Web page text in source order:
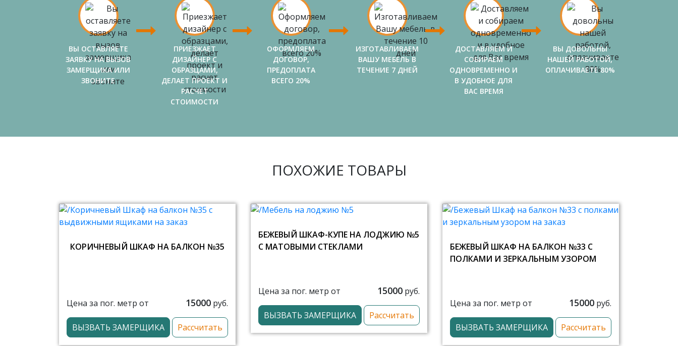
ВЫ ОСТАВЛЯЕТЕ
ЗАЯВКУ НА ВЫЗОВ
ЗАМЕРЩИКА ИЛИ
ЗВОНИТЕ
ПРИЕЗЖАЕТ
ДИЗАЙНЕР С
ОБРАЗЦАМИ,
ДЕЛАЕТ ПРОЕКТ И
РАСЧЕТ
СТОИМОСТИ
ОФОРМЛЯЕМ
ДОГОВОР,
ПРЕДОПЛАТА
ВСЕГО 20%
ИЗГОТАВЛИВАЕМ
ВАШУ МЕБЕЛЬ В
ТЕЧЕНИЕ 7 ДНЕЙ
ДОСТАВЛЯЕМ И
СОБИРАЕМ
ОДНОВРЕМЕННО И
В УДОБНОЕ ДЛЯ
ВАС ВРЕМЯ
ВЫ ДОВОЛЬНЫ
НАШЕЙ РАБОТОЙ,
ОПЛАЧИВАЕТЕ 80%
ПОХОЖИЕ ТОВАРЫ
КОРИЧНЕВЫЙ ШКАФ НА БАЛКОН №35
Цена за пог. метр от 15000 руб.
ВЫЗВАТЬ ЗАМЕРЩИКА Рассчитать
БЕЖЕВЫЙ ШКАФ-КУПЕ НА ЛОДЖИЮ №5
С МАТОВЫМИ СТЕКЛАМИ
Цена за пог. метр от 15000 руб.
ВЫЗВАТЬ ЗАМЕРЩИКА Рассчитать
БЕЖЕВЫЙ ШКАФ НА БАЛКОН №33 С
ПОЛКАМИ И ЗЕРКАЛЬНЫМ УЗОРОМ
Цена за пог. метр от 15000 руб.
ВЫЗВАТЬ ЗАМЕРЩИКА Рассчитать